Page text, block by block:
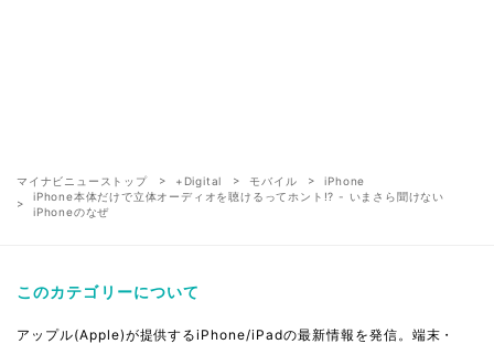
マイナビニューストップ +Digital モバイル
iPhone
iPhone本体だけで立体オーディオを聴けるってホント!? - いまさら聞けない
iPhoneのなぜ
このカテゴリーについて
アップル(Apple)が提供するiPhone/iPadの最新情報を発信。端末・